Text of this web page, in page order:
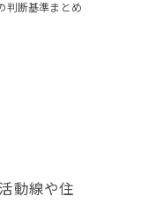
判断基準まとめ
動線や住